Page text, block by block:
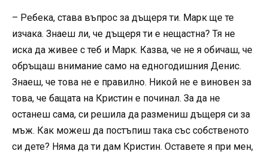
– Ребека, става въпрос за дъщеря ти. Марк ще те
изчака. Знаеш ли, че дъщеря ти е нещастна? Тя не
иска да живее с теб и Марк. Казва, че не я обичаш, че
обръщаш внимание само на едногодишния Денис.
Знаеш, че това не е правилно. Никой не е виновен за
това, че бащата на Кристин е починал. За да не
останеш сама, си решила да размениш дъщеря си за
мъж. Как можеш да постъпиш така със собственото
си дете? Няма да ти дам Кристин. Оставете я при мен,